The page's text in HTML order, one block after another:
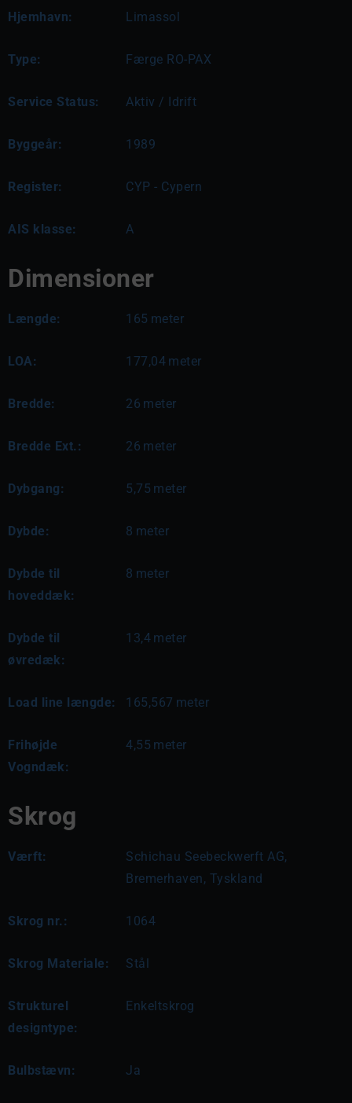
Hjemhavn: Limassol
Type: Færge RO-PAX
Service Status: Aktiv / Idrift
Byggeår: 1989
Register: CYP - Cypern
AIS klasse: A
Dimensioner
Længde: 165 meter
LOA: 177,04 meter
Bredde: 26 meter
Bredde Ext.: 26 meter
Dybgang: 5,75 meter
Dybde: 8 meter
Dybde til
hoveddæk:
8 meter
Dybde til
øvredæk:
13,4 meter
Load line længde: 165,567 meter
Frihøjde
Vogndæk:
4,55 meter
Skrog
Værft:
Schichau Seebeckwerft AG,
Bremerhaven, Tyskland
Skrog nr.: 1064
Skrog Materiale: Stål
Strukturel
designtype:
Enkeltskrog
Bulbstævn: Ja